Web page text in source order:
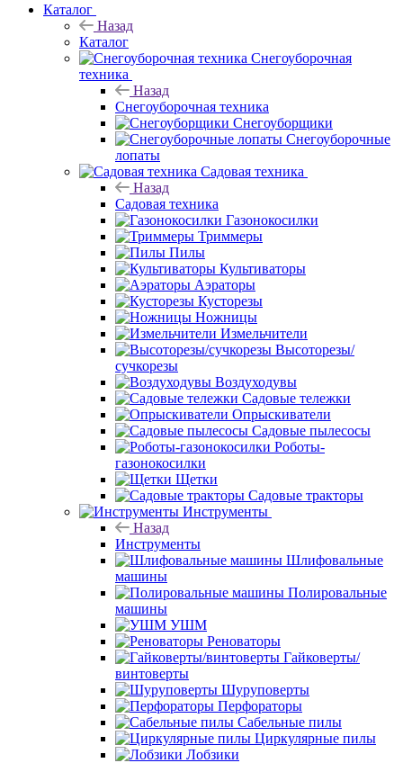
Каталог
Назад
Каталог
Снегоуборочная
техника
Назад
Снегоуборочная техника
Снегоуборщики
Снегоуборочные
лопаты
Садовая техника
Назад
Садовая техника
Газонокосилки
Триммеры
Пилы
Культиваторы
Аэраторы
Кусторезы
Ножницы
Измельчители
Высоторезы/
сучкорезы
Воздуходувы
Садовые тележки
Опрыскиватели
Садовые пылесосы
Роботы-
газонокосилки
Щетки
Садовые тракторы
Инструменты
Назад
Инструменты
Шлифовальные
машины
Полировальные
машины
УШМ
Реноваторы
Гайковерты/
винтоверты
Шуруповерты
Перфораторы
Сабельные пилы
Циркулярные пилы
Лобзики